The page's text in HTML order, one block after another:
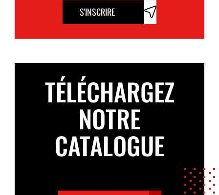
S'INSCRIRE
TÉLÉCHARGEZ
NOTRE
CATALOGUE